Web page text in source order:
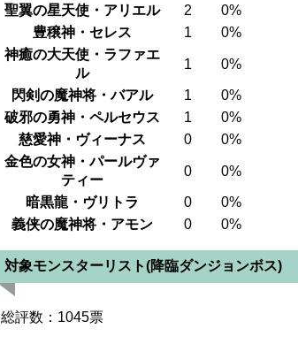
聖翼の星天使・アリエル
2
0%
豊穣神・セレス
1
0%
神癒の大天使・ラファエ
ル
1 0%
閃剣の魔神将・バアル 1
0%
破邪の勇神・ペルセウス
1
0%
慈愛神・ヴィーナス
0
0%
金色の女神・パールヴァ
ティー
0 0%
暗黒龍・ヴリトラ 0
0%
義侠の魔神将・アモン
0 0%
対象モンスターリスト(降臨ダンジョンボス)
総評数：1045票